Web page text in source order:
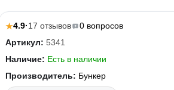
★4.9·17 отзывов
0 вопросов
Артикул: 5341
Наличие: Есть в наличии
Производитель: Бункер